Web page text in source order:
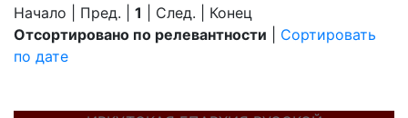
Начало | Пред. | 1 | След. | Конец
Отсортировано по релевантности
Сортировать
по дате